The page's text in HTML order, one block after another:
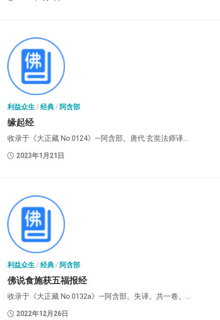
利益众生/经典/ 阿含部
缘起经
收录于《大正藏 No.0124》—阿含部。唐代·玄奘法师译...
2023年1月21日
利益众生/经典/ 阿含部
佛说食施获五福报经
收录于《大正藏 No.0132a》—阿含部。失译。共一卷。...
2022年12月26日